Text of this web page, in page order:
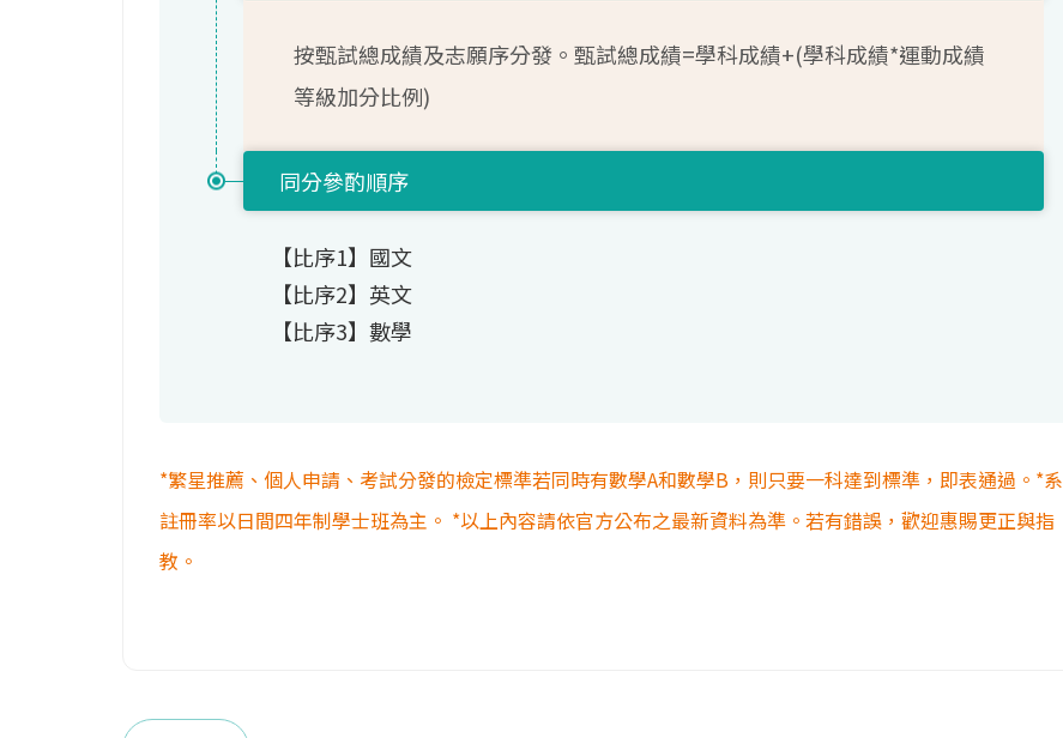
按甄試總成績及志願序分發。甄試總成績=學科成績+(學科成績*運動成績
等級加分比例)
同分參酌順序
【比序1】國文
【比序2】英文
【比序3】數學
*繁星推薦、個人申請、考試分發的檢定標準若同時有數學A和數學B，則只要一科達到標準，即表通過。*系
註冊率以日間四年制學士班為主。 *以上內容請依官方公布之最新資料為準。若有錯誤，歡迎惠賜更正與指
教。